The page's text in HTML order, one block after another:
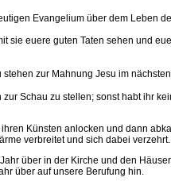
Evangelium über dem Leben
sie euere guten Taten sehen und
zur Mahnung Jesu im
Schau zu stellen; sonst habt ihr
Künsten anlocken und dann
verbreitet und sich dabei verzehrt.
über in der Kirche und den
über auf unsere Berufung hin.